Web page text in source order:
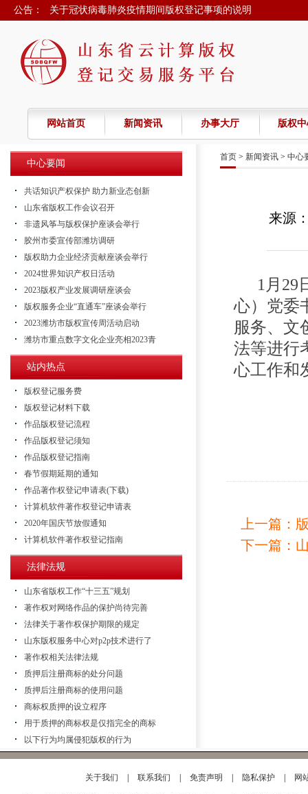
公告：
关于冠状病毒肺炎疫情期间版权登记事项的说明
2022年春节放假的通知
2021年春节放假通知
网站首页 新闻资讯 办事大厅 版权
中心要闻
共话知识产权保护 助力新业态创新
山东省版权工作会议召开
非遗风筝与版权保护座谈会举行
胶州市委宣传部潍坊调研
版权助力企业经济贡献座谈会举行
2024世界知识产权日活动
2023版权产业发展调研座谈会
版权服务企业“直通车”座谈会举行
2023潍坊市版权宣传周活动启动
潍坊市重点数字文化企业亮相2023青
站内热点
版权登记服务费
版权登记材料下载
作品版权登记流程
作品版权登记须知
作品版权登记指南
春节假期延期的通知
作品著作权登记申请表(下载)
计算机软件著作权登记申请表
2020年国庆节放假通知
计算机软件著作权登记指南
法律法规
山东省版权工作“十三五”规划
著作权对网络作品的保护尚待完善
法律关于著作权保护期限的规定
山东版权服务中心对p2p技术进行了
著作权相关法律法规
质押后注册商标的处分问题
质押后注册商标的使用问题
商标权质押的设立程序
用于质押的商标权是仅指完全的商标
以下行为均属侵犯版权的行为
首页 > 新闻资讯 > 中心
来源
1 月 29
心）党委
服务、文
法等进行
心工作和
上一篇：
下一篇：
关于我们 联系我们 免责声明 隐私保护 网